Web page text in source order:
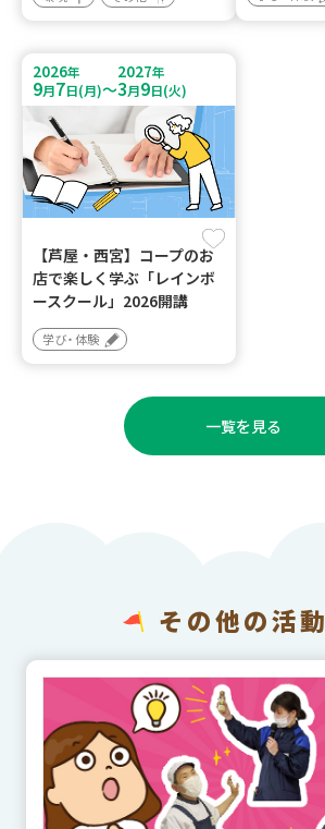
2026年
9月7日(月)～
2027年
3月9日(火)
【芦屋・西宮】コープのお
店で楽しく学ぶ「レインボ
ースクール」2026開講
学び・体験
一覧を見る
その他の活動